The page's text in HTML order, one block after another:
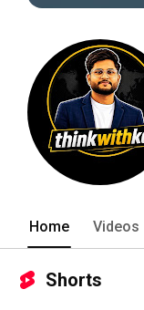
Home Videos
Shorts